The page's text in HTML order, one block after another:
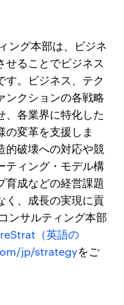
ング本部は、ビジネ
せることでビジネス
す。ビジネス、テク
ンクションの各戦略
、各業界に特化した
の変革を支援しま
的破壊への対応や競
ティング・モデル構
育成などの経営課題
く、成長の実現に貢
ンサルティング本部
（英語の
jp/strategyをご